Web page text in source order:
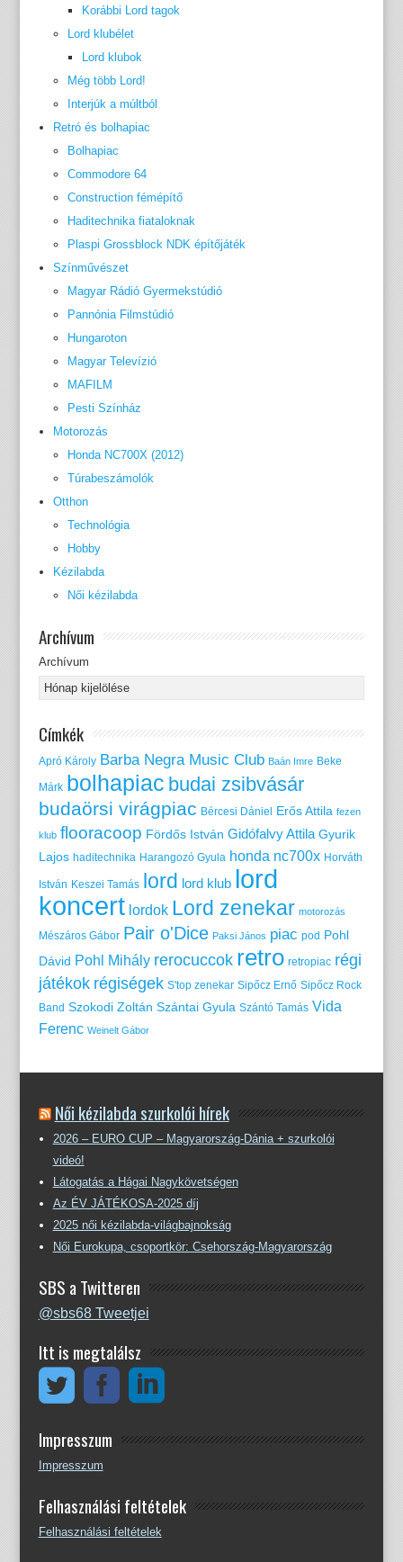
Korábbi Lord tagok
Lord klubélet
Lord klubok
Még több Lord!
Interjúk a múltból
Retró és bolhapiac
Bolhapiac
Commodore 64
Construction fémépítő
Haditechnika fiataloknak
Plaspi Grossblock NDK építőjáték
Színművészet
Magyar Rádió Gyermekstúdió
Pannónia Filmstúdió
Hungaroton
Magyar Televízió
MAFILM
Pesti Színház
Motorozás
Honda NC700X (2012)
Túrabeszámolók
Otthon
Technológia
Hobby
Kézilabda
Női kézilabda
Archívum
Archívum
Címkék
Apró Károly Barba Negra Music Club Baán Imre Beke
Márk bolhapiac budai zsibvásár
budaörsi virágpiac Bércesi Dániel Erős Attila fezen
klub flooracoop Fördős István Gidófalvy Attila Gyurik
Lajos haditechnika Harangozó Gyula honda nc700x Horváth
István Keszei Tamás lord lord klub lord
koncert lordok Lord zenekar motorozás
Mészáros Gábor Pair o'Dice Paksi János piac pod Pohl
Dávid Pohl Mihály rerocuccok retro retropiac régi
játékok régiségek S'top zenekar Sipőcz Ernő Sipőcz Rock
Band Szokodi Zoltán Szántai Gyula Szántó Tamás Vida
Ferenc Weinelt Gábor
Női kézilabda szurkolói hírek
2026 – EURO CUP – Magyarország-Dánia + szurkolói
videó!
Látogatás a Hágai Nagykövetségen
Az ÉV JÁTÉKOSA-2025 díj
2025 női kézilabda-világbajnokság
Női Eurokupa, csoportkör: Csehország-Magyarország
SBS a Twitteren
@sbs68 Tweetjei
Itt is megtalálsz
Impresszum
Impresszum
Felhasználási feltételek
Felhasználási feltételek